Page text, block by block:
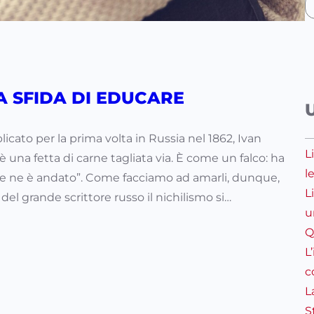
SFIDA DI EDUCARE
per la prima volta in Russia nel 1862, Ivan
una fetta di carne tagliata via. È come un falco: ha
ne è andato”. Come facciamo ad amarli, dunque,
grande scrittore russo il nichilismo si…